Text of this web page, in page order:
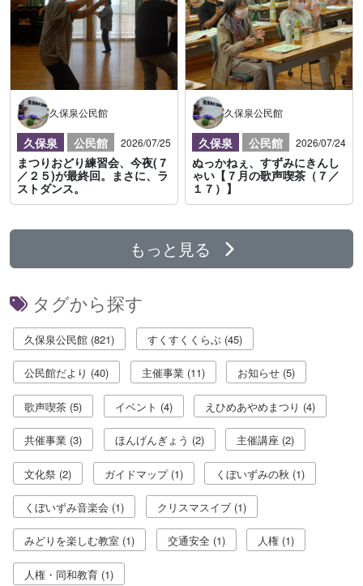
久保泉公民館
久保泉 公民館 2026/07/25
まつりおどり練習会、今夜(７
／２５)が最終回。まさに、ラ
ストダンス。
久保泉公民館
久保泉 公民館 2026/07/24
ぬっかねぇ、すずみにきんし
ゃい【７月の歌声喫茶（７／
１７）】
もっと見る
タグから探す
久保泉公民館 (821) すくすくくらぶ (45)
公民館だより (40) 主催事業 (11) お知らせ (5)
歌声喫茶 (5) イベント (4) えひめあやめまつり (4)
共催事業 (3) ほんげんぎょう (2) 主催講座 (2)
文化祭 (2) ガイドマップ (1) くぼいずみの秋 (1)
くぼいずみ音楽会 (1) クリスマスイブ (1)
みどりを楽しむ教室 (1) 交通安全 (1) 人権 (1)
人権・同和教育 (1)